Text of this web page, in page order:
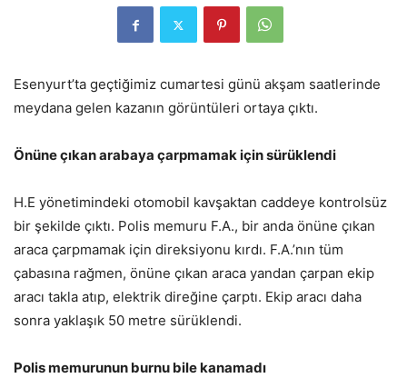
Esenyurt’ta geçtiğimiz cumartesi günü akşam saatlerinde
meydana gelen kazanın görüntüleri ortaya çıktı.
Önüne çıkan arabaya çarpmamak için sürüklendi
H.E yönetimindeki otomobil kavşaktan caddeye kontrolsüz
bir şekilde çıktı. Polis memuru F.A., bir anda önüne çıkan
araca çarpmamak için direksiyonu kırdı. F.A.’nın tüm
çabasına rağmen, önüne çıkan araca yandan çarpan ekip
aracı takla atıp, elektrik direğine çarptı. Ekip aracı daha
sonra yaklaşık 50 metre sürüklendi.
Polis memurunun burnu bile kanamadı